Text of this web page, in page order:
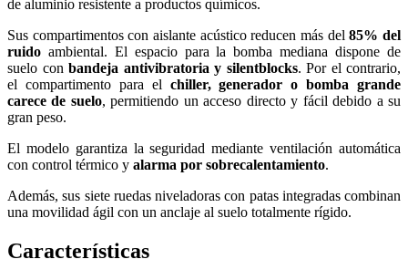
de aluminio resistente a productos químicos.
Sus compartimentos con aislante acústico reducen más del85% del
ruido ambiental. El espacio para la bomba mediana dispone de
suelo con bandeja antivibratoria y silentblocks. Por el contrario,
el compartimento para el chiller, generador o bomba grande
carece de suelo, permitiendo un acceso directo y fácil debido a su
gran peso.
El modelo garantiza la seguridad mediante ventilación automática
con control térmico y alarma por sobrecalentamiento.
Además, sus siete ruedas niveladoras con patas integradas combinan
una movilidad ágil con un anclaje al suelo totalmente rígido.
Características